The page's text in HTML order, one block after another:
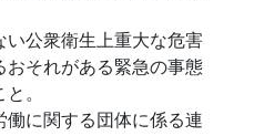
い公衆衛生上重大な危害
おそれがある緊急の事態
。
に関する団体に係る連